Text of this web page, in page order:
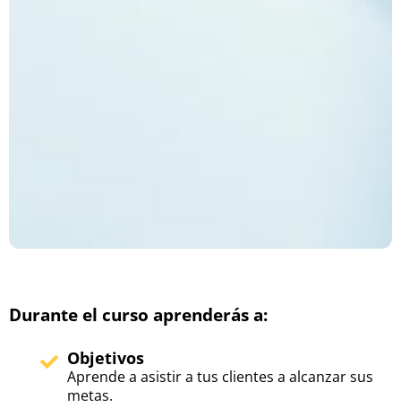
Durante el curso aprenderás a:
Objetivos
Aprende a asistir a tus clientes a alcanzar sus
metas.